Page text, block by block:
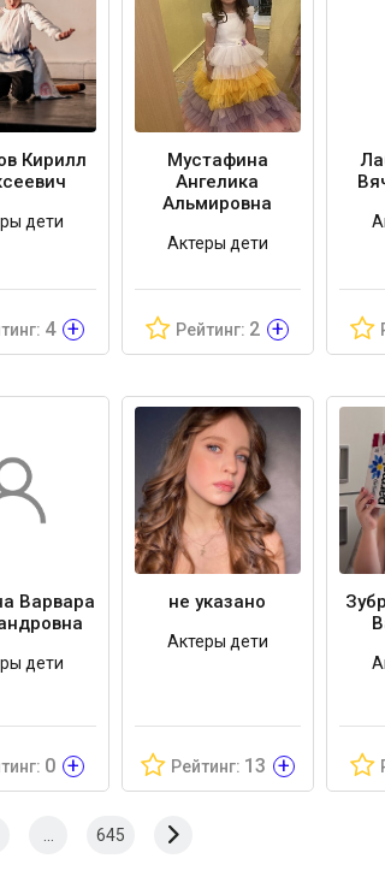
Кирилл
дети
4 +
Мустафина
Ангелика
Альмировна
Актеры дети
Рейтинг: 2 +
Варвара
дети
0 +
не указано
Актеры дети
Рейтинг: 13 +
645